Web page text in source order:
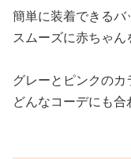
簡単に装着できる
スムーズに赤ちゃん
グレーとピンクのカ
どんなコーデにも合